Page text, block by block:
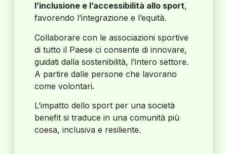
l’inclusione e l’accessibilità allo sport,
favorendo l’integrazione e l’equità.
Collaborare con le associazioni sportive
di tutto il Paese ci consente di innovare,
guidati dalla sostenibilità, l’intero settore.
A partire dalle persone che lavorano
come volontari.
L’impatto dello sport per una società
benefit si traduce in una comunità più
coesa, inclusiva e resiliente.